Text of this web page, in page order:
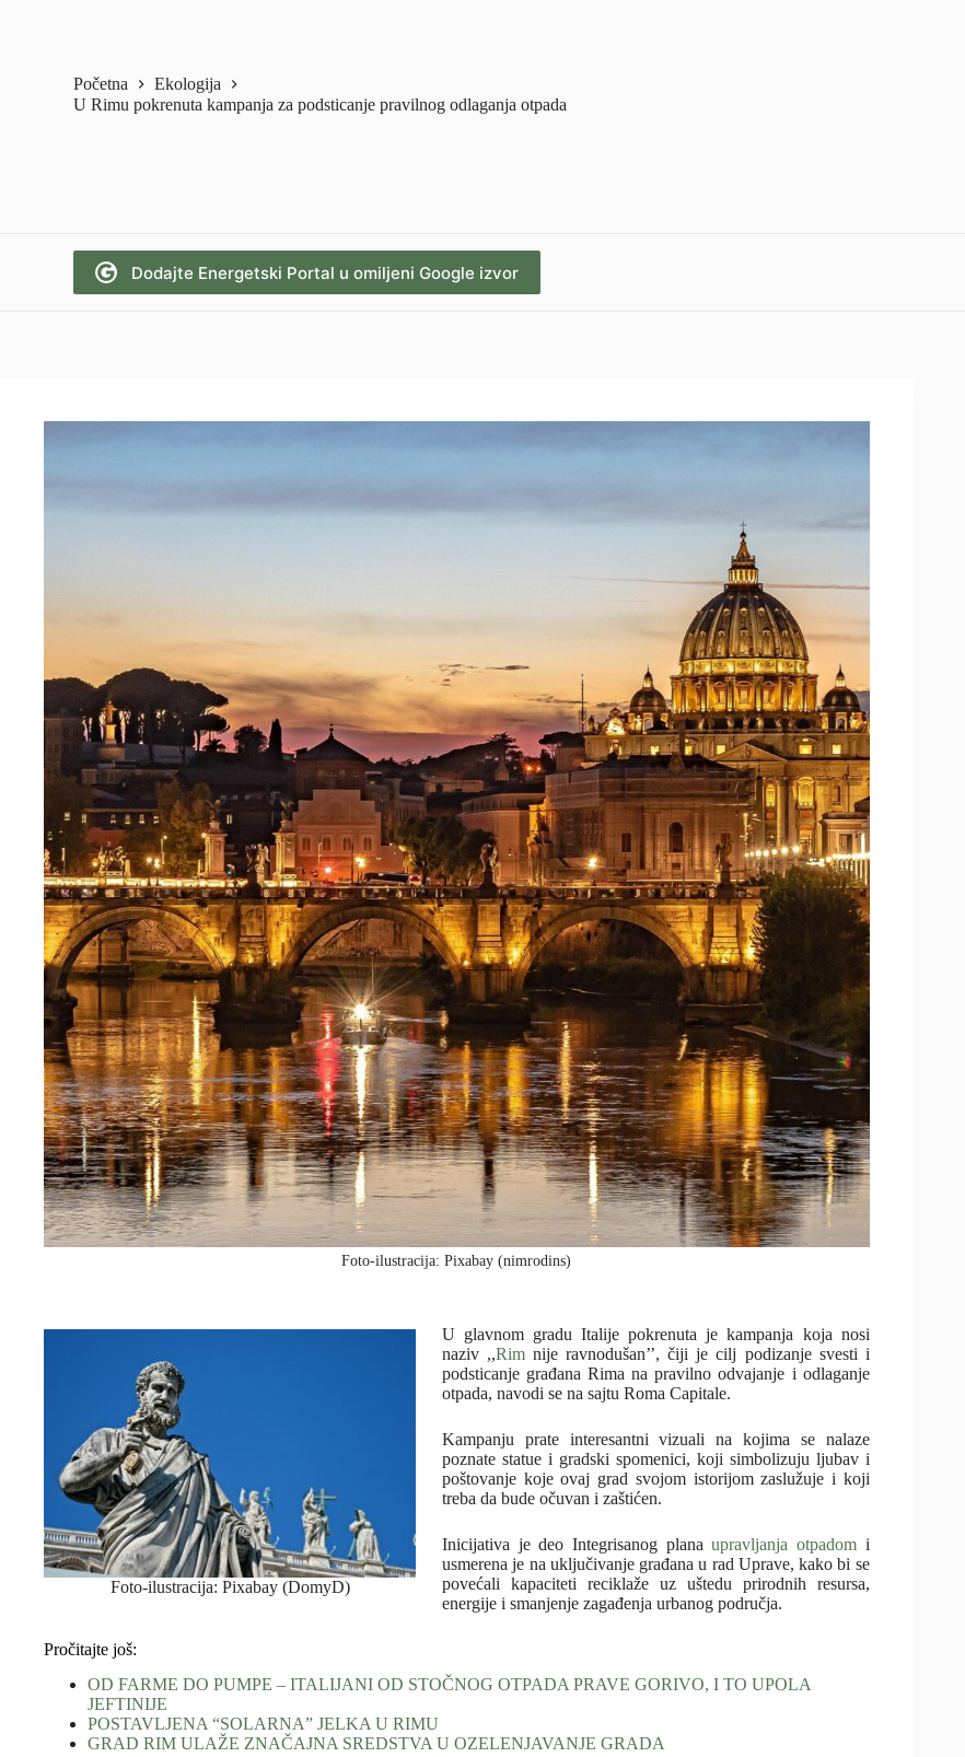
Početna
Ekologija
U Rimu pokrenuta kampanja za podsticanje pravilnog odlaganja otpada
Dodajte Energetski Portal u omiljeni Google izvor
Foto-ilustracija: Pixabay (nimrodins)
Foto-ilustracija: Pixabay (DomyD)
U glavnom gradu Italije pokrenuta je kampanja koja nosi
naziv ,,Rim nije ravnodušan’’, čiji je cilj podizanje svesti i
podsticanje građana Rima na pravilno odvajanje i odlaganje
otpada, navodi se na sajtu Roma Capitale.
Kampanju prate interesantni vizuali na kojima se nalaze
poznate statue i gradski spomenici, koji simbolizuju ljubav i
poštovanje koje ovaj grad svojom istorijom zaslužuje i koji
treba da bude očuvan i zaštićen.
Inicijativa je deo Integrisanog planaupravljanja otpadom i
usmerena je na uključivanje građana u rad Uprave, kako bi se
povećali kapaciteti reciklaže uz uštedu prirodnih resursa,
energije i smanjenje zagađenja urbanog područja.
Pročitajte još:
OD FARME DO PUMPE – ITALIJANI OD STOČNOG OTPADA PRAVE GORIVO, I TO UPOLA
JEFTINIJE
POSTAVLJENA “SOLARNA” JELKA U RIMU
GRAD RIM ULAŽE ZNAČAJNA SREDSTVA U OZELENJAVANJE GRADA